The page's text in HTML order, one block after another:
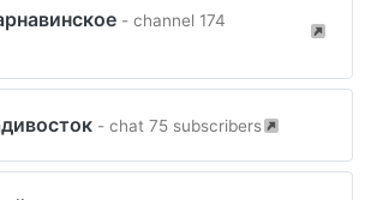
- channel 174
- chat 75 subscribers